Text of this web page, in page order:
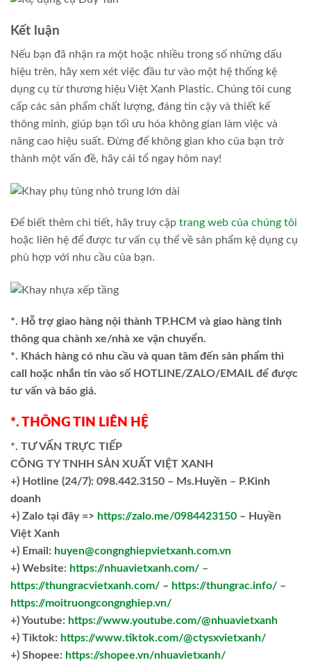
Kết luận
Nếu bạn đã nhận ra một hoặc nhiều trong số những dấu
hiệu trên, hãy xem xét việc đầu tư vào một hệ thống kệ
dụng cụ từ thương hiệu Việt Xanh Plastic. Chúng tôi cung
cấp các sản phẩm chất lượng, đáng tin cậy và thiết kế
thông minh, giúp bạn tối ưu hóa không gian làm việc và
nâng cao hiệu suất. Đừng để không gian kho của bạn trở
thành một vấn đề, hãy cải tổ ngay hôm nay!
Để biết thêm chi tiết, hãy truy cập trang web của chúng tôi
hoặc liên hệ để được tư vấn cụ thể về sản phẩm kệ dụng cụ
phù hợp với nhu cầu của bạn.
*. Hỗ trợ giao hàng nội thành TP.HCM và giao hàng tỉnh
thông qua chành xe/nhà xe vận chuyển.
*. Khách hàng có nhu cầu và quan tâm đến sản phẩm thì
call hoặc nhắn tin vào số HOTLINE/ZALO/EMAIL để được
tư vấn và báo giá.
*. THÔNG TIN LIÊN HỆ
*. TƯ VẤN TRỰC TIẾP
CÔNG TY TNHH SẢN XUẤT VIỆT XANH
+) Hotline (24/7): 098.442.3150 – Ms.Huyền – P.Kinh
doanh
+) Zalo tại đây => https://zalo.me/0984423150 – Huyền
Việt Xanh
+) Email: huyen@congnghiepvietxanh.com.vn
+) Website: https://nhuavietxanh.com/ –
https://thungracvietxanh.com/ – https://thungrac.info/ –
https://moitruongcongnghiep.vn/
+) Youtube: https://www.youtube.com/@nhuavietxanh
+) Tiktok: https://www.tiktok.com/@ctysxvietxanh/
+) Shopee: https://shopee.vn/nhuavietxanh/